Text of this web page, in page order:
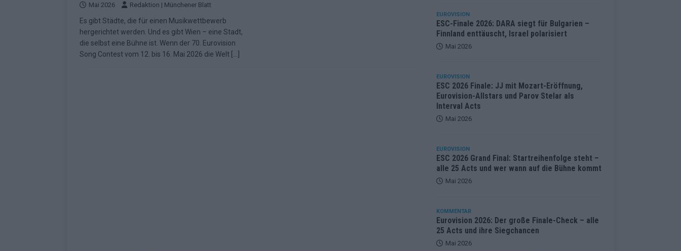
[ Juni 2026 ] Europa-Park Sommersaison 2026: Monaco, Sallys Café und Westernstadt – alle Neuheiten
im Überblick EXTRA
[ Mai 2026 ] Bulgarien hat gewonnen – aber der ESC 2026 hinterlässt unbeantwortete Fragen
Mai 2026 Redaktion | Münchener Blatt
Es gibt Städte, die für einen Musikwettbewerb
hergerichtet werden. Und es gibt Wien – eine Stadt,
die selbst eine Bühne ist. Wenn der 70. Eurovision
Song Contest vom 12. bis 16. Mai 2026 die Welt
EUROVISION
ESC-Finale 2026: DARA siegt für Bulgarien –
Finnland enttäuscht, Israel polarisiert
Mai 2026
EUROVISION
ESC 2026 Finale: JJ mit Mozart-Eröffnung,
Eurovision-Allstars und Parov Stelar als
Interval Acts
Mai 2026
EUROVISION
ESC 2026 Grand Final: Startreihenfolge steht –
alle 25 Acts und wer wann auf die Bühne kommt
Mai 2026
KOMMENTAR
Eurovision 2026: Der große Finale-Check – alle
25 Acts und ihre Siegchancen
Mai 2026